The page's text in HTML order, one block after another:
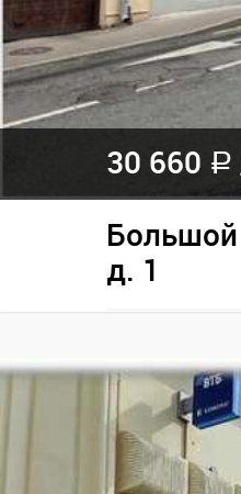
30 660 a
Большой
д. 1